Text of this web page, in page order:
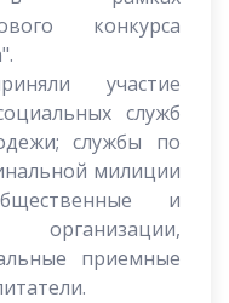
конкурса
участие
служб
службы по
милиции
и
приемные